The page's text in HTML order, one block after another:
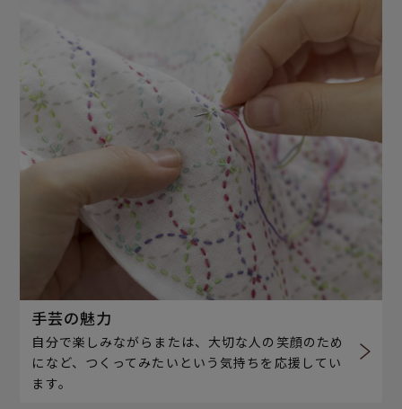
手芸の魅力
自分で楽しみながらまたは、大切な人の笑顔のため
になど、つくってみたいという気持ちを応援してい
ます。